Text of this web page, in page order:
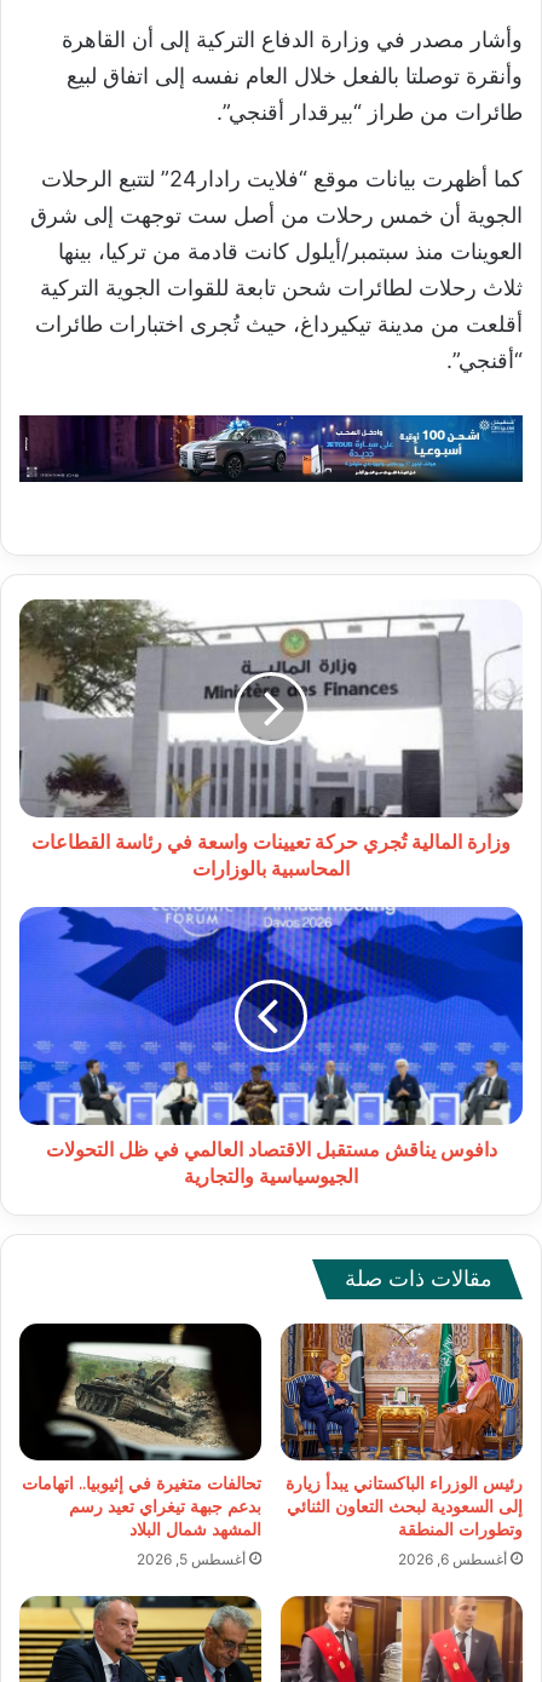
وأشار مصدر في وزارة الدفاع التركية إلى أن القاهرة
وأنقرة توصلتا بالفعل خلال العام نفسه إلى اتفاق لبيع
طائرات من طراز “بيرقدار أقنجي”.
كما أظهرت بيانات موقع “فلايت رادار24” لتتبع الرحلات
الجوية أن خمس رحلات من أصل ست توجهت إلى شرق
العوينات منذ سبتمبر/أيلول كانت قادمة من تركيا، بينها
ثلاث رحلات لطائرات شحن تابعة للقوات الجوية التركية
أقلعت من مدينة تيكيرداغ، حيث تُجرى اختبارات طائرات
“أقنجي”.
تُجري
حركة
تعيينات
في
رئاسة
القطاعات
المحاسبية
وزارة المالية تُجري حركة تعيينات واسعة في رئاسة القطاعات
المحاسبية بالوزارات
دافوس
مستقبل
العالمي
في
ظل
التحولات
الجيوسياسية
والتجارية
دافوس يناقش مستقبل الاقتصاد العالمي في ظل التحولات
الجيوسياسية والتجارية
مقالات ذات صلة
رئيس الوزراء الباكستاني يبدأ زيارة
إلى السعودية لبحث التعاون الثنائي
وتطورات المنطقة
أغسطس 6, 2026
تحالفات متغيرة في إثيوبيا.. اتهامات
بدعم جبهة تيغراي تعيد رسم
المشهد شمال البلاد
أغسطس 5, 2026